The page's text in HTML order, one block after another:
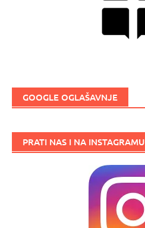
GOOGLE OGLAŠAVNJE
PRATI NAS I NA INSTAGRAMU